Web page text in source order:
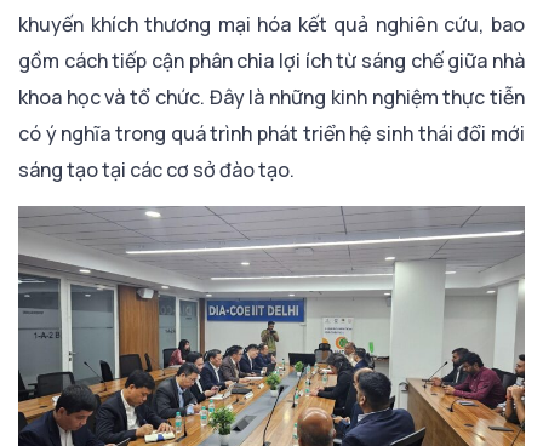
khuyến khích thương mại hóa kết quả nghiên cứu, bao
gồm cách tiếp cận phân chia lợi ích từ sáng chế giữa nhà
khoa học và tổ chức. Đây là những kinh nghiệm thực tiễn
có ý nghĩa trong quá trình phát triển hệ sinh thái đổi mới
sáng tạo tại các cơ sở đào tạo.